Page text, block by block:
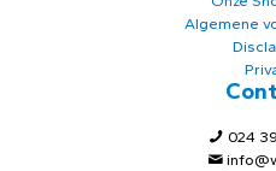
Algemene
024